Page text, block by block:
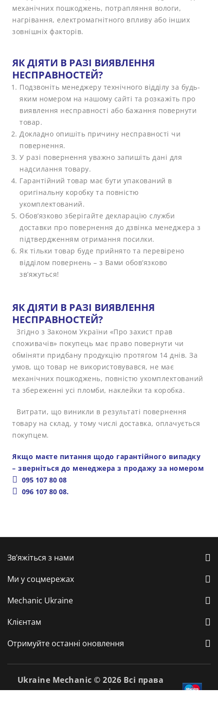
механічних пошкоджень, потрапляння вологи,
нагрівання, електромагнітного впливу або інших
зовнішніх факторів.
ЯКДІЯТИ В РАЗІ ВИЯВЛЕННЯ
НЕСПРАВНОСТЕЙ?
Подзвоніть менеджеру технічного відділу за будь-
яким номером на нашому сайті та розкажіть про
виявлення несправності або бажання повернути
товар.
Докладно опишіть причину несправності чи
повернення.
У разі повернення уважно запишіть дані для
надсилання товару.
Гарантійний товар має бути упакований в
оригінальну коробку та повністю
укомплектований.
Обов’язково зберігайте декларацію служби
доставки про повернення до дзвінка менеджера з
підтвердженням отримання посилки.
Як тільки товар буде прийнято та перевірено
відділом повернень – з Вами обов’язково
зв’яжуться!
ЯК ДІЯТИ В РАЗІ ВИЯВЛЕННЯ
НЕСПРАВНОСТЕЙ?
Згідно з Законом України «Про захист прав
споживачів» покупець має право повернути чи
обміняти придбану продукцію протягом 14 днів. За
умов, що товар не використовувався, не має
механічних пошкоджень, повністю укомплектований
та збереженні усі пломби, наклейки та коробка.
Витрати, що виникли в результаті повернення
товару на склад, у тому числі доставка, оплачується
покупцем.
Якщо маєте питання щодо гарантійного випадку
– зверніться до менеджера з продажу за номером
095 107 80 08
096 107 80 08.
Зв’яжіться з нами
Ми у соцмережах
Mechanic Ukraine
Клієнтам
Отримуйте останні оновлення
Ukraine Mechanic © 2026 Всі права
захищені